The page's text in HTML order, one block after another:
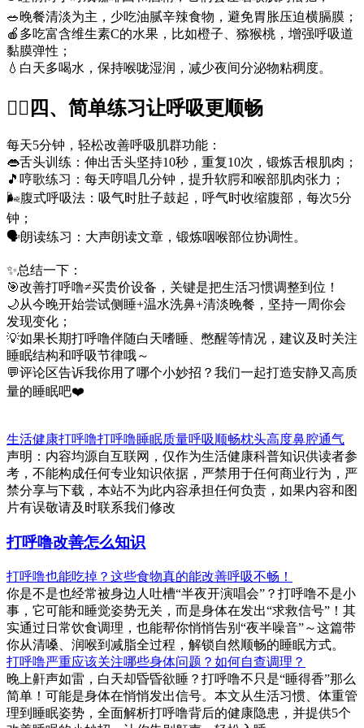
🥗晚餐清淡为主，少吃油腻辛辣食物，避免胃胀压迫横膈膜；
🍎多吃富含维生素C的水果，比如橙子、猕猴桃，增强呼吸道
黏膜弹性；
💧白天多喝水，保持喉咙湿润，减少夜间分泌物粘稠度。
🧘‍♀️四、简单练习让呼吸更顺畅
每天5分钟，轻松改善呼吸肌群功能：
👄舌头训练：伸出舌头坚持10秒，重复10次，锻炼舌根肌肉；
🎵哼歌练习：每天哼唱几分钟，提升软腭和喉部肌肉张力；
🌬️腹式呼吸法：吸气时肚子鼓起，呼气时收缩腹部，每次5分
钟；
🗣️朗读练习：大声朗读文章，锻炼咽喉部位协调性。
✨总结一下：
🎯改善打呼噜≠买贵价设备，关键是把生活习惯调整到位！
🌙从今晚开始尝试侧睡+温水洗鼻+清淡晚餐，坚持一周你会
发现变化；
💡如果长期打呼噜伴随白天嗜睡、憋醒等情况，建议及时关注
睡眠结构和呼吸节律哦～
💬评论区告诉我你用了哪个小妙招？我们一起打造安静又高质
量的睡眠吧❤️
生活健康打呼噜打呼噜睡眠质量呼吸顺畅枕头高度鼻腔通气
声明：内容均源自互联网，仅作为生活健康科普知识供读者参
考，不能构成任何专业知识依据，严禁用于任何商业行为，严
禁分享与下载，本站不为此内容承担任何负责，如果内容和图
片有误敬请及时联系我们修改
打呼噜改善怎么知识
打呼噜也能吃掉？这些食物真的能改善呼吸不畅！
你是不是也经常被身边人吐槽“半夜开演唱会”？打呼噜不是小
事，它可能和睡觉姿势无关，而是身体在发出“求救信号”！其
实通过日常饮食调理，也能帮你悄悄告别“夜半噪音”～这篇带
你从清嗓、润喉到减脂全过程，解锁自然顺畅的睡眠方式。
打呼噜严重应该关注哪些身体问题？如何自查调理？
晚上鼾声如雷，白天却昏昏欲睡？打呼噜不只是“睡得香”那么
简单！可能是身体在悄悄发出信号。本文从生活习惯、体重管
理到睡眠姿势，全面解析打呼噜背后的健康隐患，并提供5个